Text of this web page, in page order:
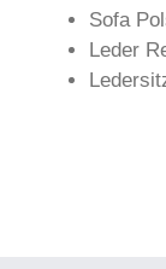
Sofa
Leder